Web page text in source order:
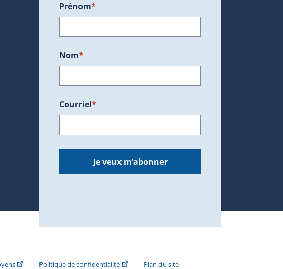
s'ouvrira dans une nouvelle fenêtre.)
s'ouvrira dans une nouvelle fenêtre.)
Prénom*
Nom*
Courriel*
Je veux m’abonner
(Cet hyperlien externe s'ouvrira dans une nouvelle fenêtre.)
Politique de confidentialité(Cet hyperlien externe s'ouvrira dans une nouvelle
Plan du site